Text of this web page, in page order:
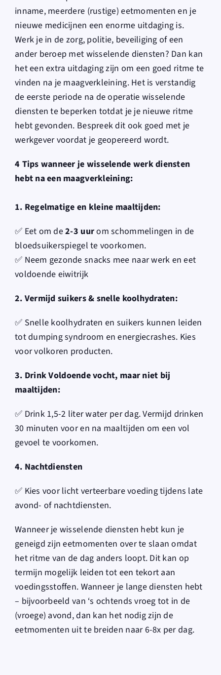
inname, meerdere (rustige) eetmomenten en je
nieuwe medicijnen een enorme uitdaging is.
Werk je in de zorg, politie, beveiliging of een
ander beroep met wisselende diensten? Dan kan
het een extra uitdaging zijn om een goed ritme te
vinden na je maagverkleining. Het is verstandig
de eerste periode na de operatie wisselende
diensten te beperken totdat je je nieuwe ritme
hebt gevonden. Bespreek dit ook goed met je
werkgever voordat je geopereerd wordt.
4 Tips wanneer je wisselende werk diensten
hebt na een maagverkleining:
1. Regelmatige en kleine maaltijden:
✅ Eet om de2-3 uurom schommelingen in de
bloedsuikerspiegel te voorkomen.
✅ Neem gezonde snacks mee naar werk en eet
voldoende eiwitrijk
2. Vermijd suikers & snelle koolhydraten:
✅ Snelle koolhydraten en suikers kunnen leiden
tot dumping syndroom enenergiecrashes. Kies
voor volkoren producten.
3. DrinkVoldoende vocht, maar niet bij
maaltijden:
✅ Drink 1,5-2 liter water per dag. Vermijd drinken
30 minuten voor en na maaltijden om een vol
gevoel te voorkomen.
4. Nachtdiensten
✅ Kies voor licht verteerbare voeding tijdens late
avond- of nachtdiensten.
Wanneer je wisselende diensten hebt kun je
geneigd zijn eetmomenten over te slaan omdat
het ritme van de dag anders loopt. Dit kan op
termijn mogelijk leiden tot een tekort aan
voedingsstoffen. Wanneer je lange diensten hebt
– bijvoorbeeld van ‘s ochtends vroeg tot in de
(vroege) avond, dan kan het nodig zijn de
eetmomenten uit te breiden naar 6-8x per dag.